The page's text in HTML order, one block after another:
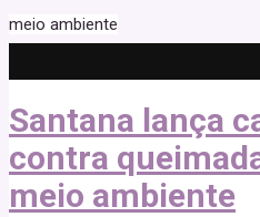
meio ambiente
Santana lança
contra
meio ambiente